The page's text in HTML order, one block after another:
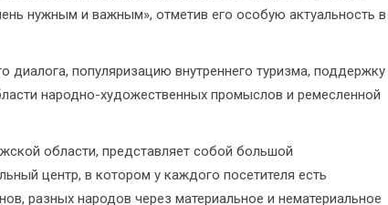
нужным и важным», отметив его особую актуальность в
диалога, популяризацию внутреннего туризма, поддержку
народно-художественных промыслов и ремесленной
области, представляет собой большой
центр, в котором у каждого посетителя есть
разных народов через материальное и нематериальное